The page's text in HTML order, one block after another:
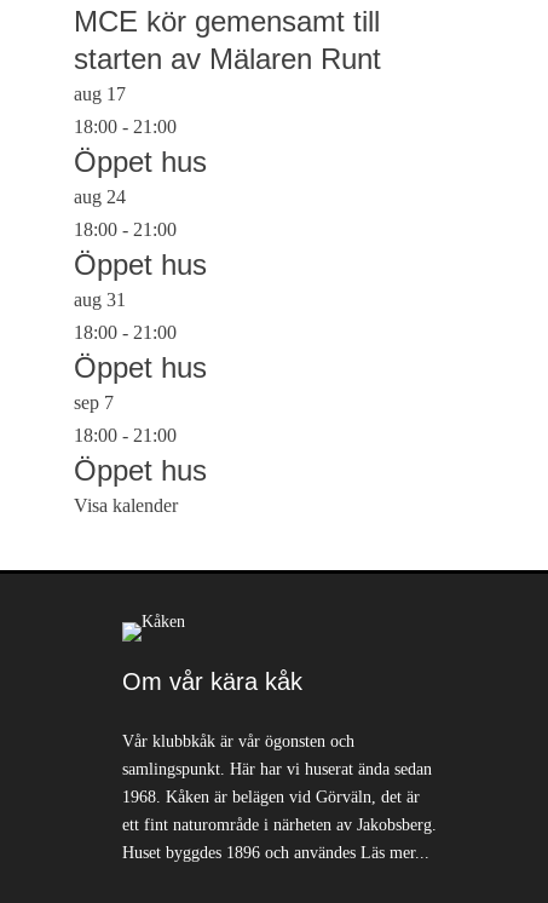
MCE kör gemensamt till
starten av Mälaren Runt
aug 17
18:00 - 21:00
Öppet hus
aug 24
18:00 - 21:00
Öppet hus
aug 31
18:00 - 21:00
Öppet hus
sep 7
18:00 - 21:00
Öppet hus
Visa kalender
Om vår kära kåk
Vår klubbkåk är vår ögonsten och
samlingspunkt. Här har vi huserat ända sedan
1968. Kåken är belägen vid Görväln, det är
ett fint naturområde i närheten av Jakobsberg.
Huset byggdes 1896 och användes Läs mer...